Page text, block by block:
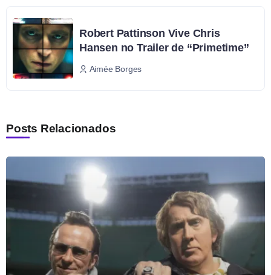
Robert Pattinson Vive Chris
Hansen no Trailer de “Primetime”
Aimée Borges
Posts Relacionados